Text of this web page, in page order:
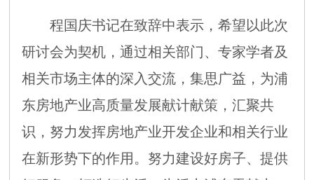
程国庆书记在致辞中表示，希望以此次
研讨会为契机，通过相关部门、专家学者及
相关市场主体的深入交流，集思广益，为浦
东房地产业高质量发展献计献策，汇聚共
识，努力发挥房地产业开发企业和相关行业
在新形势下的作用。努力建设好房子、提供